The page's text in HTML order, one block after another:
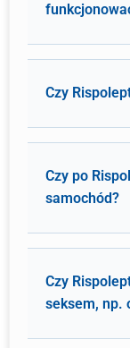
Czy
Czy po
samochód?
Czy
seksem, np.